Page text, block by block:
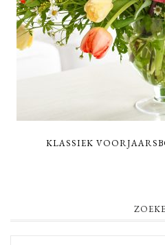
KLASSIEK